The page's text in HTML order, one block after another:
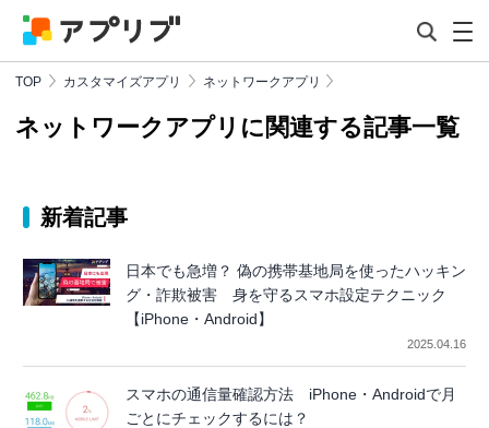
TOP カスタマイズアプリ ネットワークアプリ
ネットワークアプリに関連する記事一覧
新着記事
日本でも急増？ 偽の携帯基地局を使ったハッキン
グ・詐欺被害 身を守るスマホ設定テクニック
【iPhone・Android】
2025.04.16
スマホの通信量確認方法 iPhone・Androidで月
ごとにチェックするには？